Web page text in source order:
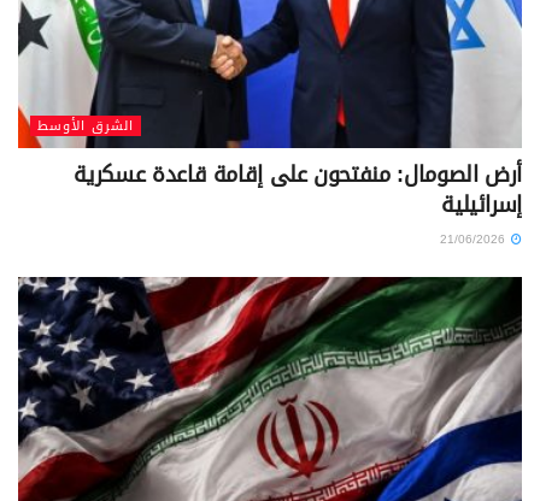
الشرق الأوسط
أرض الصومال: منفتحون على إقامة قاعدة عسكرية
إسرائيلية